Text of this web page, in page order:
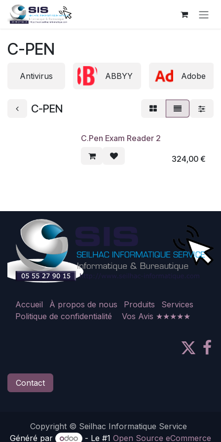
Se rendre au contenu
C-PEN
Antivirus ABBYY Adobe
C-PEN
C.Pen Exam Reader 2
324,00€
Accueil À propos de nous Produits
Services
Politique de confidentialité
Vos Avis ★★★★★
Contact
Copyright © Seilhac Informatique Service
Généré par
- Le #1 Open Source eCommerce